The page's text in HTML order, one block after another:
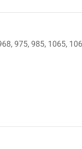
975, 985, 1065,